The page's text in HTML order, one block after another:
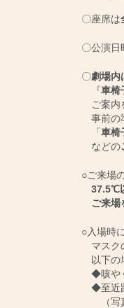
〇座席は
〇公演日
〇劇場内
『車椅
ご案内
事前の
「 車椅
などの
○ご来場
37.5℃
ご来場
○入場時
マスク
以下の
◆咳や
◆至近
（写真